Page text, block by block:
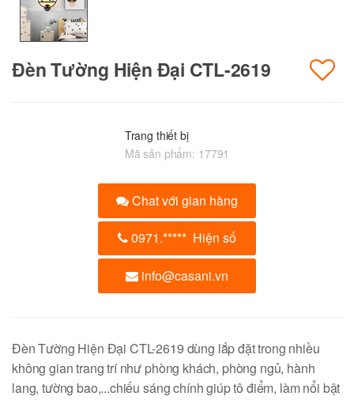
Đèn Tường Hiện Đại CTL-2619
Trang thiết bị
Mã sản phẩm: 17791
Chat với gian hàng
0971.***** Hiện số
info@casani.vn
Đèn Tường Hiện Đại CTL-2619 dùng lắp đặt trong nhiều
không gian trang trí như phòng khách, phòng ngủ, hành
lang, tường bao,...chiếu sáng chính giúp tô điểm, làm nổi bật